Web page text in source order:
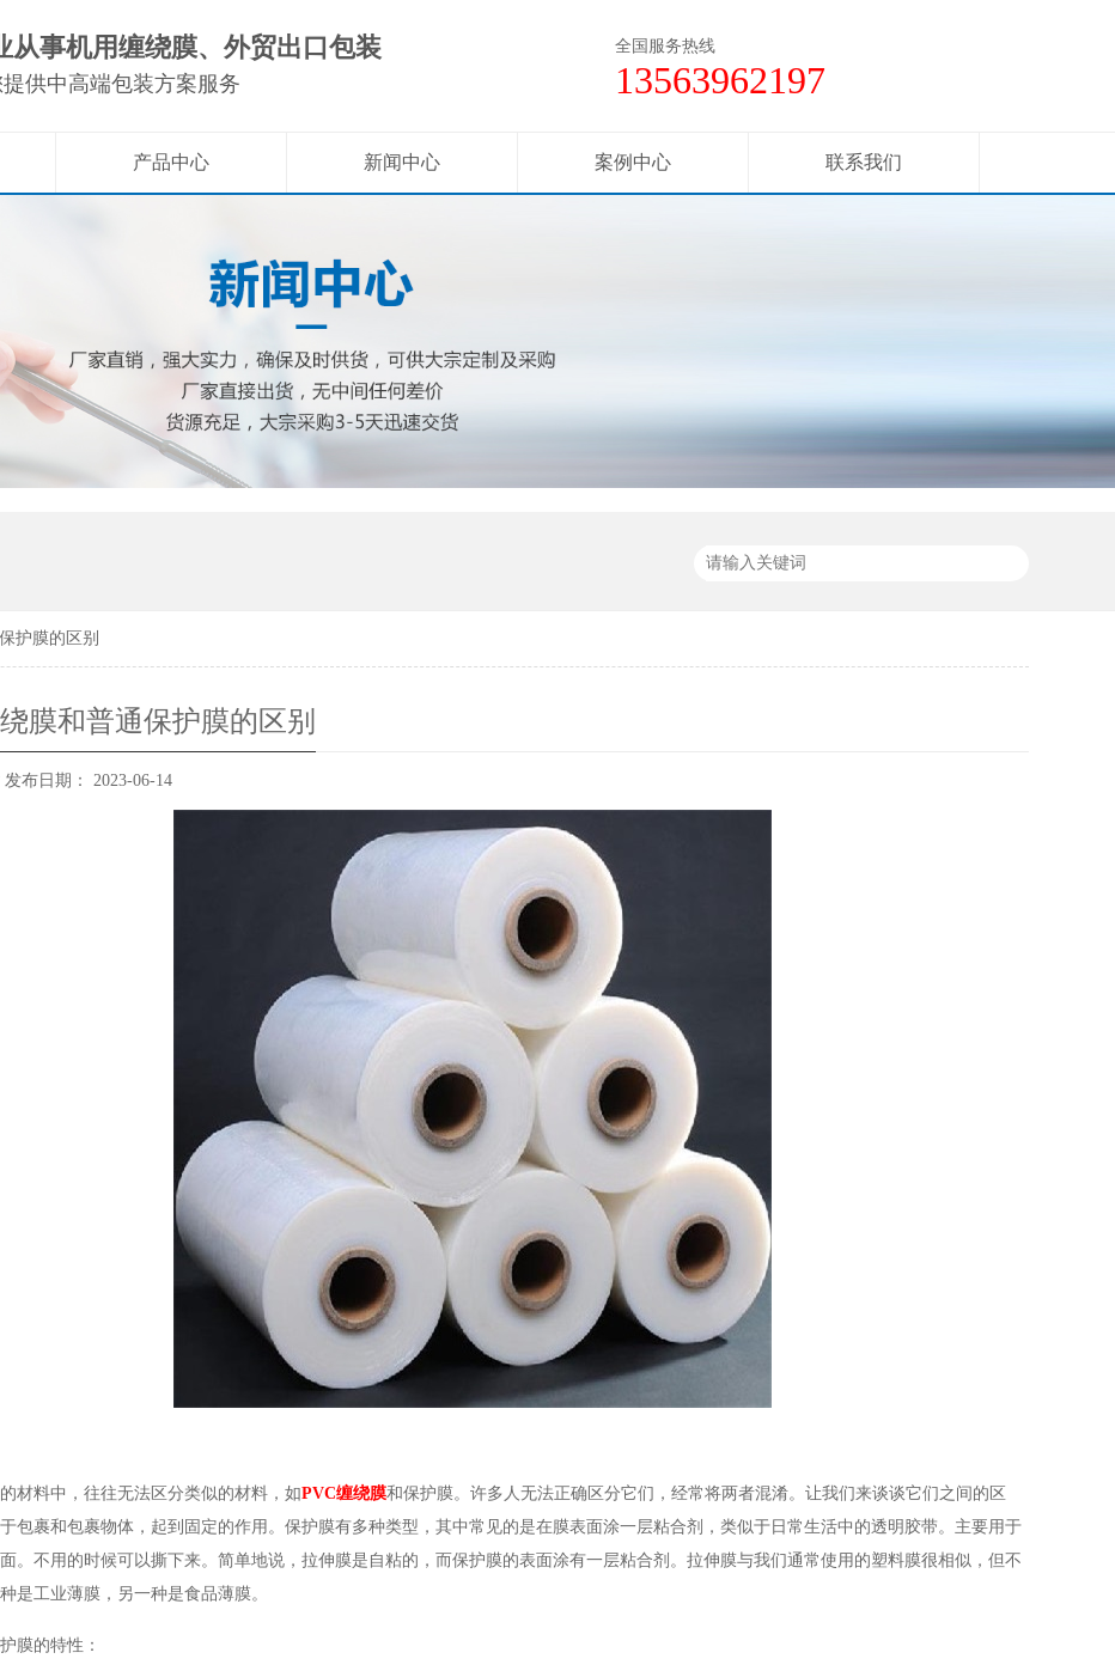
从事机用缠绕膜、外贸出口包装
供中高端包装方案服务
全国服务热线
13563962197
产品中心 新闻中心 案例中心 联系我们
护膜的区别
膜和普通保护膜的区别
发布日期： 2023-06-14
材料中，往往无法区分类似的材料，如PVC缠绕膜和保护膜。许多人无法正确区分它们，经常将两者混淆。让我们来谈谈它们之间的区
包裹和包裹物体，起到固定的作用。保护膜有多种类型，其中常见的是在膜表面涂一层粘合剂，类似于日常生活中的透明胶带。主要用于
。不用的时候可以撕下来。简单地说，拉伸膜是自粘的，而保护膜的表面涂有一层粘合剂。拉伸膜与我们通常使用的塑料膜很相似，但不
是工业薄膜，另一种是食品薄膜。
的特性：